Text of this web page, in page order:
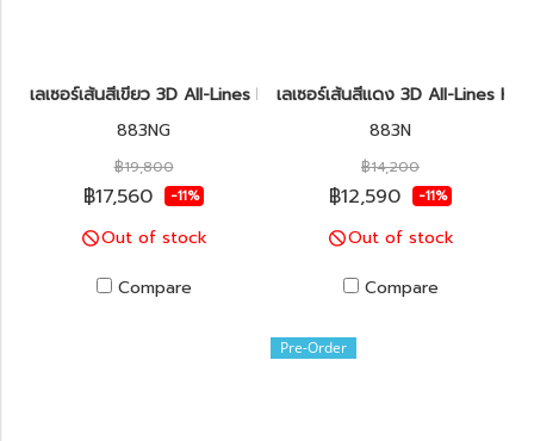
เลเซอร์เส้นสีเขียว 3D All-Lines KAPRO รุ่น 883NG Prolaser®
883NG
฿19,800
฿17,560 -11%
Out of stock
Compare
เลเซอร์เส้นสีแดง 3D All-Lines
883N
฿14,200
฿12,590 -11%
Out of stock
Compare
Pre-Order